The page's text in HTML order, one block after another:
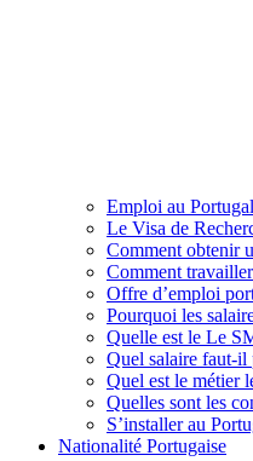
Emploi au
Le Visa de
Comment obtenir
Comment
Offre d’emploi
Pourquoi les
Quelle est le Le
Quel salaire faut-il
Quel est le métier
Quelles sont les
S’installer au
Nationalité Portugaise